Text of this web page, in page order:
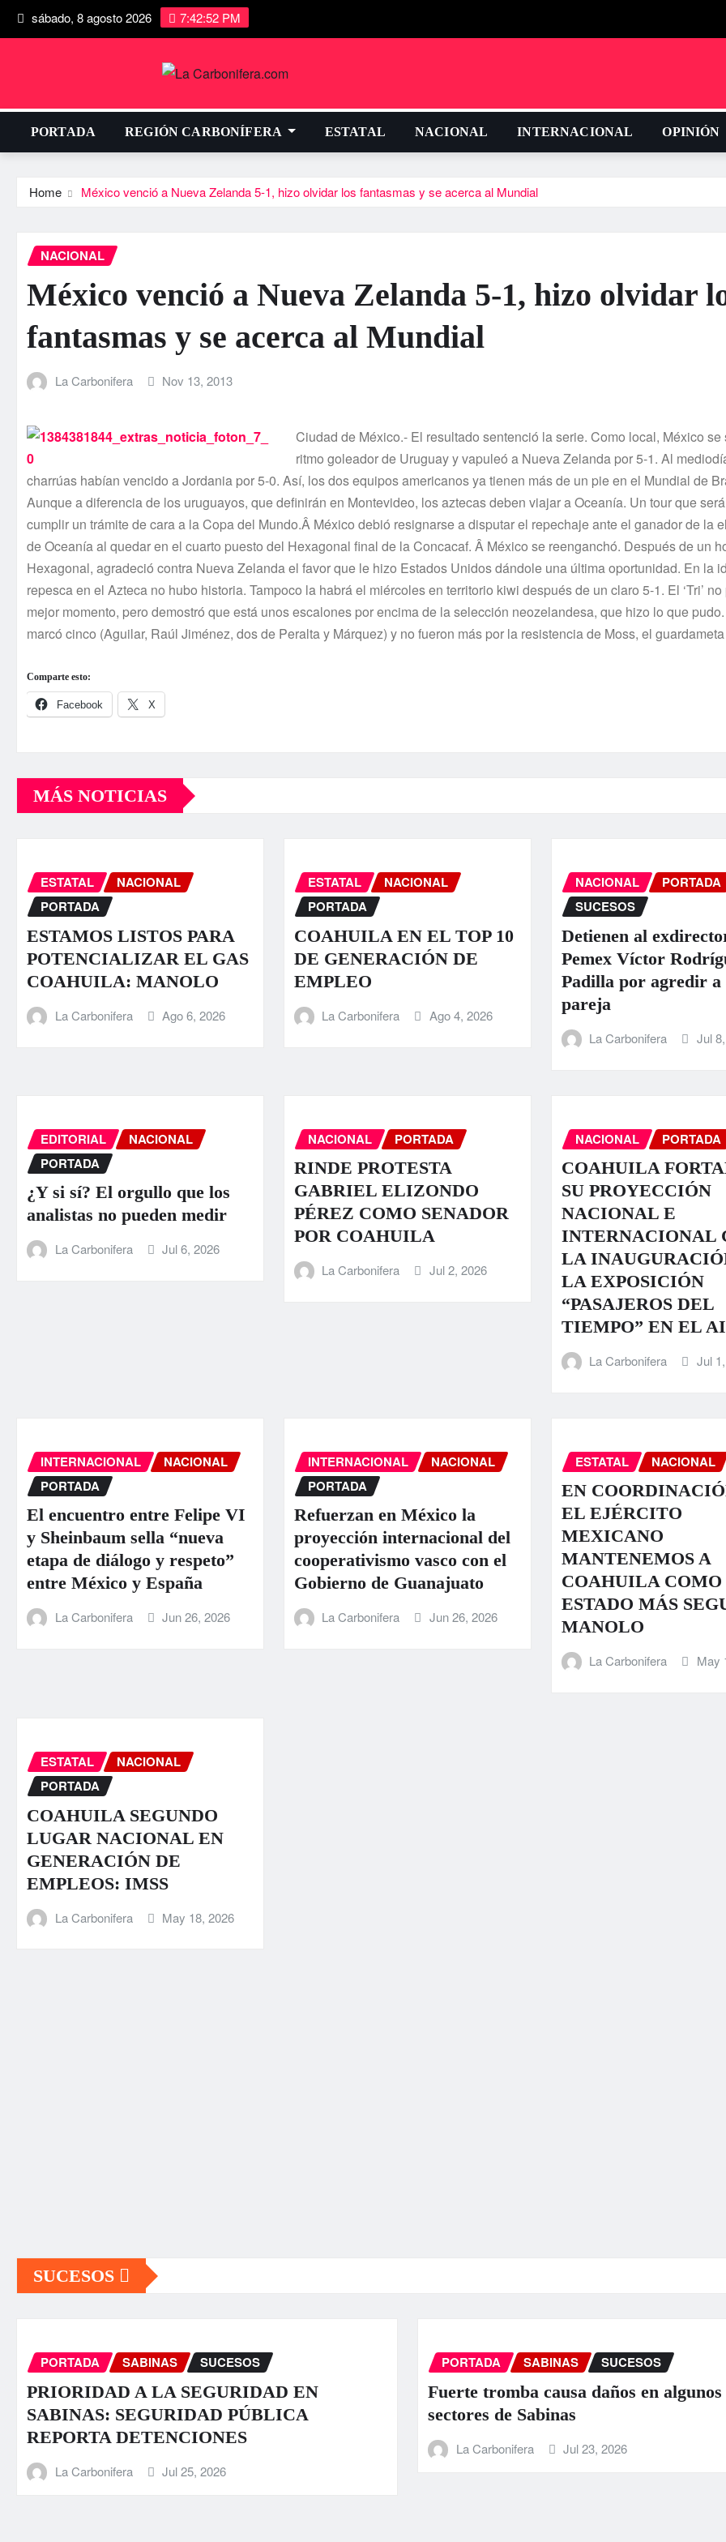
sábado, 8 agosto 2026 7:42:53 PM
PORTADA REGIÓN CARBONÍFERA ESTATAL NACIONAL INTERNACIONAL OPINIÓN
Home México venció a Nueva Zelanda 5-1, hizo olvidar los fantasmas y se acerca al Mundial
NACIONAL
México venció a Nueva Zelanda 5-1, hizo olvidar
fantasmas y se acerca al Mundial
La Carbonifera Nov 13, 2013
Ciudad de México.- El resultado sentenció la serie. Como local, México se
ritmo goleador de Uruguay y vapuleó a Nueva Zelanda por 5-1. Al
charrúas habí­an vencido a Jordania por 5-0. Así­, los dos equipos americanos ya tienen más de un pie en el Mundial de
Aunque a diferencia de los uruguayos, que definirán en Montevideo, los aztecas deben viajar a Oceaní­a. Un tour que
cumplir un trámite de cara a la Copa del Mundo.Â México debió resignarse a disputar el repechaje ante el ganador de la
de Oceaní­a al quedar en el cuarto puesto del Hexagonal final de la Concacaf. Â México se reenganchó. Después de un
Hexagonal, agradeció contra Nueva Zelanda el favor que le hizo Estados Unidos dándole una última oportunidad. En la
repesca en el Azteca no hubo historia. Tampoco la habrá el miércoles en territorio kiwi después de un claro 5-1. El ‘Tri’ no
mejor momento, pero demostró que está unos escalones por encima de la selección neozelandesa, que hizo lo que
marcó cinco (Aguilar, Raúl Jiménez, dos de Peralta y Márquez) y no fueron más por la resistencia de Moss, el
Comparte esto:
Facebook X
MÁS NOTICIAS
ESTATAL
NACIONAL
PORTADA
ESTAMOS LISTOS PARA
POTENCIALIZAR EL GAS
COAHUILA: MANOLO
La Carbonifera Ago 6, 2026
ESTATAL
NACIONAL
PORTADA
COAHUILA EN EL TOP 10
DE GENERACIÓN DE
EMPLEO
La Carbonifera Ago 4, 2026
NACIONAL
PORTADA
SUCESOS
Detienen al
Pemex Víctor
Padilla por agredir a
pareja
La Carbonifera Jul
EDITORIAL
NACIONAL
PORTADA
¿Y si sí? El orgullo que los
analistas no pueden medir
La Carbonifera Jul 6, 2026
NACIONAL PORTADA
RINDE PROTESTA
GABRIEL ELIZONDO
PÉREZ COMO SENADOR
POR COAHUILA
La Carbonifera Jul 2, 2026
NACIONAL PORTADA
COAHUILA
SU PROYECCIÓN
NACIONAL E
INTERNACIONAL
LA
LA EXPOSICIÓN
“PASAJEROS DEL
TIEMPO” EN EL
La Carbonifera Jul
INTERNACIONAL
NACIONAL
PORTADA
El encuentro entre Felipe VI
y Sheinbaum sella “nueva
etapa de diálogo y respeto”
entre México y España
La Carbonifera Jun 26, 2026
INTERNACIONAL
NACIONAL
PORTADA
Refuerzan en México la
proyección internacional del
cooperativismo vasco con el
Gobierno de Guanajuato
La Carbonifera Jun 26, 2026
ESTATAL NACIONAL
EN
EL EJÉRCITO
MEXICANO
MANTENEMOS A
COAHUILA COMO
ESTADO MÁS
MANOLO
La Carbonifera May
ESTATAL
NACIONAL
PORTADA
COAHUILA SEGUNDO
LUGAR NACIONAL EN
GENERACIÓN DE
EMPLEOS: IMSS
La Carbonifera May 18, 2026
SUCESOS
SABINAS SUCESOS
A LA SEGURIDAD EN
SEGURIDAD PÚBLICA
DETENCIONES
Jul 25, 2026
SABINAS SUCESOS
Fuerte tromba causa daños en algunos
sectores de Sabinas
La Carbonifera Jul 23, 2026